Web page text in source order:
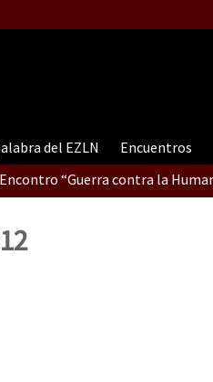
del EZLN Encuentros
Encontro “Guerra contra la
do Encontro “Guerra contra a